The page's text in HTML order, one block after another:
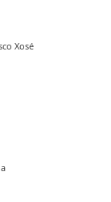
Xosé